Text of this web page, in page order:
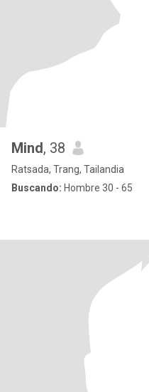
Mind, 38
Ratsada, Trang, Tailandia
Buscando: Hombre 30 - 65